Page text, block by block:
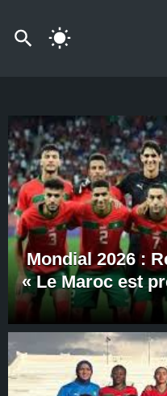
Mondial 2026 :
« Le Maroc est